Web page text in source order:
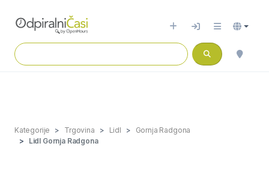
Kategorije Trgovina Lidl
Gornja Radgona
Lidl Gornja Radgona